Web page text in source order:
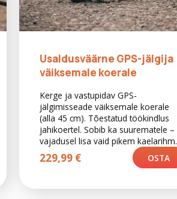
Usaldusväärne GPS-jälgija
väiksemale koerale
Kerge ja vastupidav GPS-
jälgimisseade väiksemale koerale
(alla 45 cm). Tõestatud töökindlus
jahikoertel. Sobib ka suurematele –
vajadusel lisa vaid pikem kaelarihm.
229,99 € OSTA